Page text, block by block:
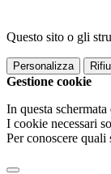
Questo sito o gli
Personalizza
Gestione cookie
In questa
I cookie necessari
Per conoscere